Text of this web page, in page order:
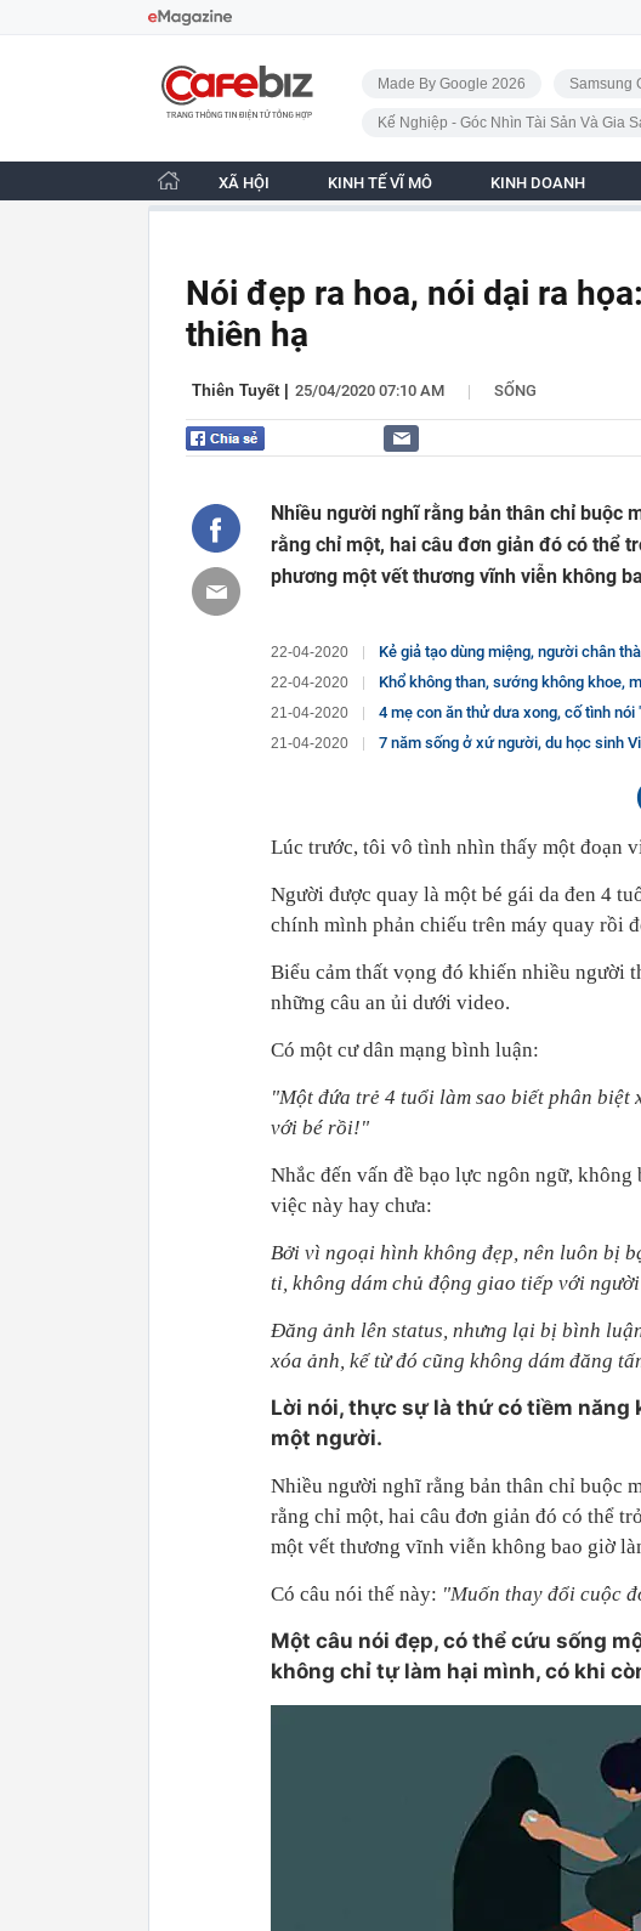
CafeBiz - Trang chủ
Made By Google 2026 Samsung
Kế Nghiệp - Góc Nhìn Tài Sản Và Gia
XÃ HỘI KINH TẾ VĨ MÔ KINH DOANH
Nói đẹp ra hoa, nói dại ra
thiên hạ
Thiên Tuyết| 25/04/2020 07:10 AM | SỐNG
Nhiều người nghĩ rằng bản thân chỉ buộc
rằng chỉ một, hai câu đơn giản đó có thể
phương một vết thương vĩnh viễn không
22-04-2020 Kẻ giả tạo dùng miệng, người chân thành
22-04-2020 Khổ không than, sướng không khoe, mất không
21-04-2020 4 mẹ con ăn thử dưa xong, cố tình nói "không ngọt"
21-04-2020 7 năm sống ở xứ người, du học sinh Việt tại Mỹ nói về dịch Covid-19:
Lúc trước, tôi vô tình nhìn thấy một đoạn
Người được quay là một bé gái da đen 4
chính mình phản chiếu trên máy quay rồi
Biểu cảm thất vọng đó khiến nhiều người
những câu an ủi dưới video.
Có một cư dân mạng bình luận:
"Một đứa trẻ 4 tuổi làm sao biết phân biệt
với bé rồi!"
Nhắc đến vấn đề bạo lực ngôn ngữ,
việc này hay chưa:
Bởi vì ngoại hình không đẹp, nên luôn bị
ti, không dám chủ động giao tiếp với
Đăng ảnh lên status, nhưng lại bị bình
xóa ảnh, kể từ đó cũng không dám đăng
Lời nói, thực sự là thứ có tiềm năng
một người.
Nhiều người nghĩ rằng bản thân chỉ buộc
rằng chỉ một, hai câu đơn giản đó có thể
một vết thương vĩnh viễn không bao giờ
Có câu nói thế này: "Muốn thay đổi cuộc
Một câu nói đẹp, có thể cứu sống
không chỉ tự làm hại mình, có khi